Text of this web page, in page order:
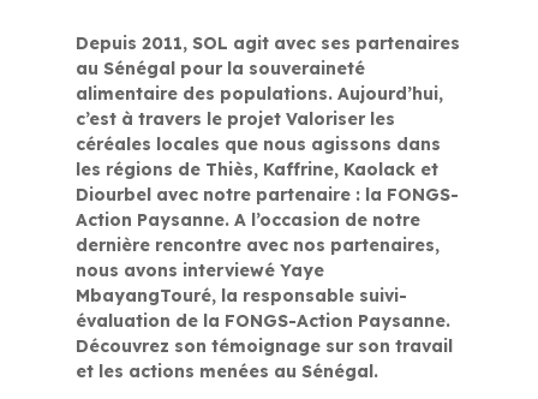
Depuis 2011, SOL agit avec ses partenaires
au Sénégal pour la souveraineté
alimentaire des populations. Aujourd’hui,
c’est à travers le projet Valoriser les
céréales locales que nous agissons dans
les régions de Thiès, Kaffrine, Kaolack et
Diourbel avec notre partenaire : la FONGS-
Action Paysanne. A l’occasion de notre
dernière rencontre avec nos partenaires,
nous avons interviewé Yaye
MbayangTouré, la responsable suivi-
évaluation de la FONGS-Action Paysanne.
Découvrez son témoignage sur son travail
et les actions menées au Sénégal.